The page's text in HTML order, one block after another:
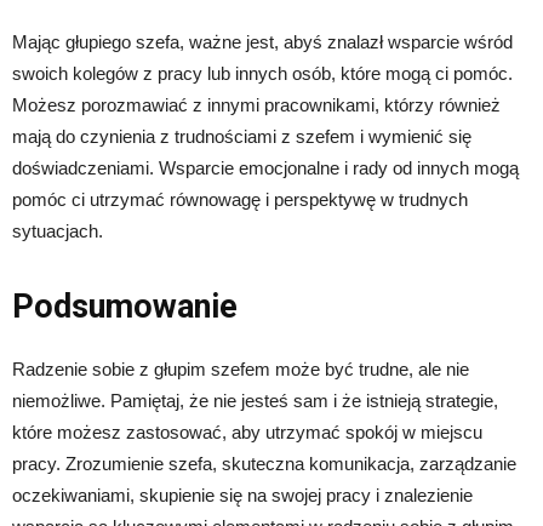
Mając głupiego szefa, ważne jest, abyś znalazł wsparcie wśród
swoich kolegów z pracy lub innych osób, które mogą ci pomóc.
Możesz porozmawiać z innymi pracownikami, którzy również
mają do czynienia z trudnościami z szefem i wymienić się
doświadczeniami. Wsparcie emocjonalne i rady od innych mogą
pomóc ci utrzymać równowagę i perspektywę w trudnych
sytuacjach.
Podsumowanie
Radzenie sobie z głupim szefem może być trudne, ale nie
niemożliwe. Pamiętaj, że nie jesteś sam i że istnieją strategie,
które możesz zastosować, aby utrzymać spokój w miejscu
pracy. Zrozumienie szefa, skuteczna komunikacja, zarządzanie
oczekiwaniami, skupienie się na swojej pracy i znalezienie